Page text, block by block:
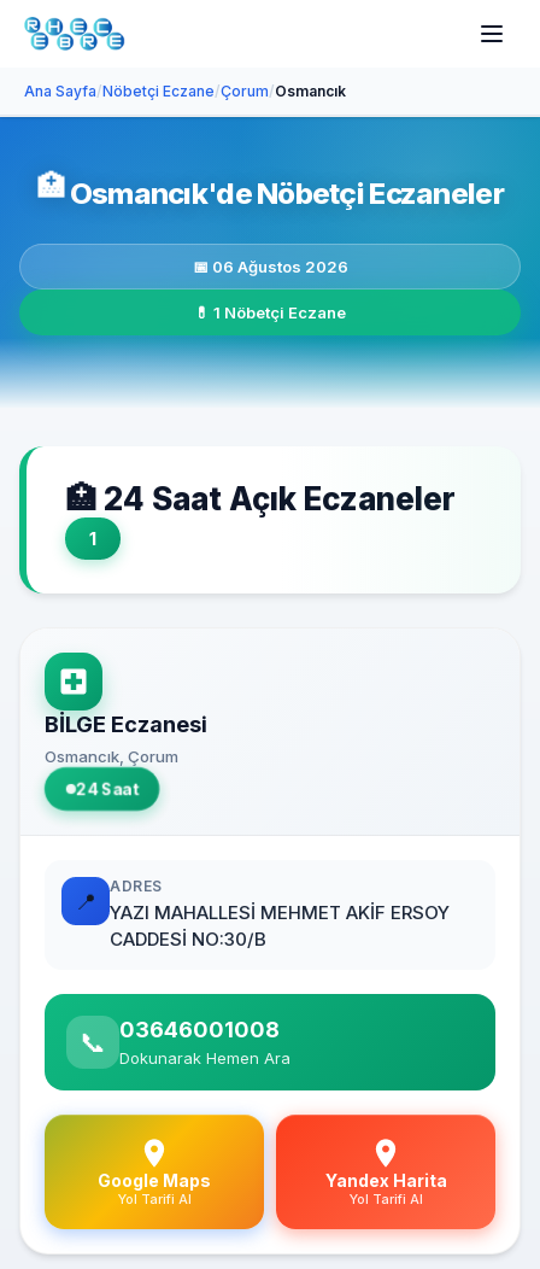
Ana Sayfa/Nöbetçi Eczane/Çorum/Osmancık
🏥Osmancık'de Nöbetçi Eczaneler
📅 06 Ağustos 2026
💊 1 Nöbetçi Eczane
🏥 24 Saat Açık Eczaneler
1
BİLGE Eczanesi
Osmancık, Çorum
24 Saat
📍
ADRES
YAZI MAHALLESİ MEHMET AKİF ERSOY
CADDESİ NO:30/B
📞 03646001008
Dokunarak Hemen Ara
Google Maps
Yol Tarifi Al
Yandex Harita
Yol Tarifi Al